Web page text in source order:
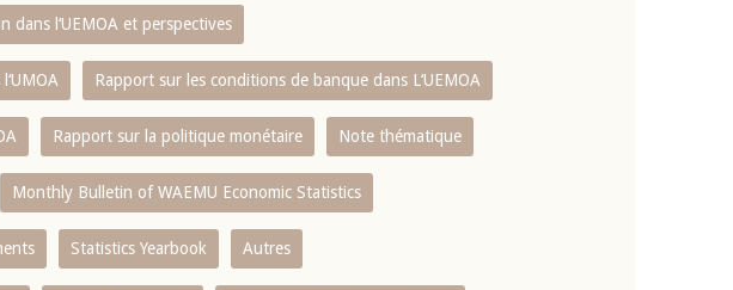
dans l‘UEMOA et perspectives
Rapport sur les conditions de banque dans L‘UEMOA
Rapport sur la politique monétaire Note thématique
Monthly Bulletin of WAEMU Economic Statistics
Statistics Yearbook Autres